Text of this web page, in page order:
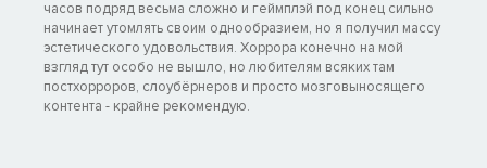
часов подряд весьма сложно и геймплэй под конец сильно
начинает утомлять своим однообразием, но я получил массу
эстетического удовольствия. Хоррора конечно на мой
взгляд тут особо не вышло, но любителям всяких там
постхорроров, слоубёрнеров и просто мозговыносящего
контента - крайне рекомендую.